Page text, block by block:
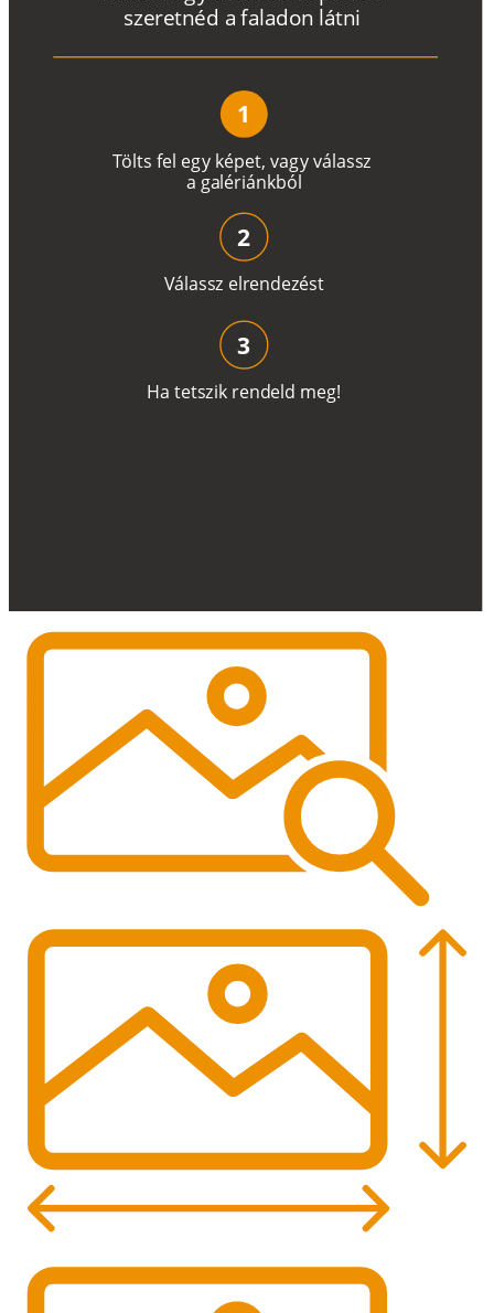
Tölts fel egy képet, vagyválassz
a galériánkból
szeretnéd a faladon látni
1
Válassz elrendezést
2
Ha tetszik rendeld meg!
3